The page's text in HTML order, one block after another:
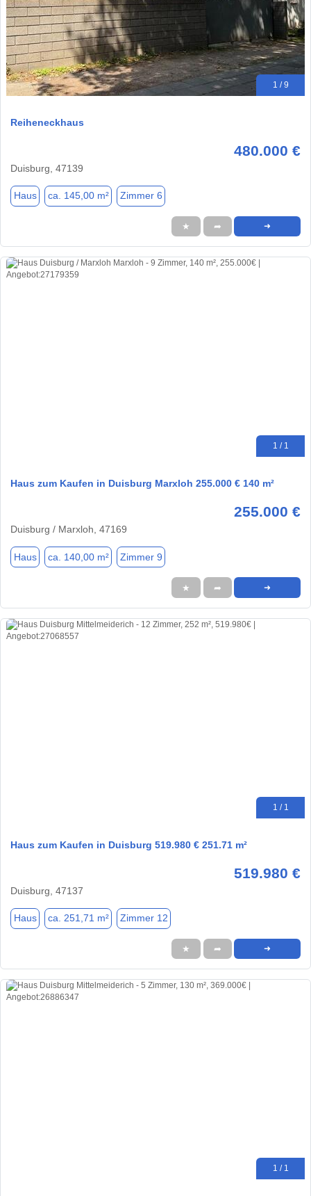
1 / 9
Reiheneckhaus
480.000 €
Duisburg, 47139
Haus ca. 145,00 m² Zimmer 6
★ ➦ ➜
1 / 1
Haus zum Kaufen in Duisburg Marxloh 255.000 € 140 m²
255.000 €
Duisburg / Marxloh, 47169
Haus ca. 140,00 m² Zimmer 9
★ ➦ ➜
1 / 1
Haus zum Kaufen in Duisburg 519.980 € 251.71 m²
519.980 €
Duisburg, 47137
Haus ca. 251,71 m² Zimmer 12
★ ➦ ➜
1 / 1